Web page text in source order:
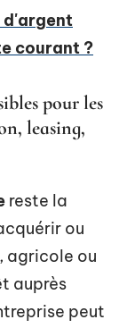
d'argent
courant ?
pour les
leasing,
reste la
ou
agricole ou
auprès
peut